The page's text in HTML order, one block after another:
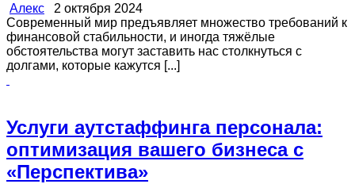
Алекс 2 октября 2024
Современный мир предъявляет множество требований к
финансовой стабильности, и иногда тяжёлые
обстоятельства могут заставить нас столкнуться с
долгами, которые кажутся [...]
Услуги аутстаффинга персонала:
оптимизация вашего бизнеса с
«Перспектива»